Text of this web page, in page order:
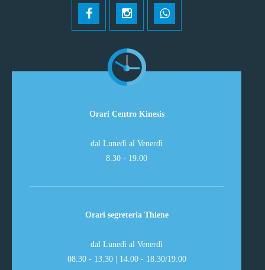
Orari Centro Kinesis
dal Lunedì al Venerdì
8.30 - 19.00
Orari segreteria Thiene
dal Lunedì al Venerdì
08:30 - 13.30 | 14.00 - 18.30/19:00